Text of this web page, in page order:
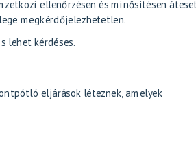
ellenőrzésen és minősítésen
megkérdőjelezhetetlen.
lehet kérdéses.
eljárások léteznek, amelyek